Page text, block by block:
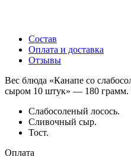
Состав
Оплата и доставка
Отзывы
Вес блюда «Канапе со
сыром 10 штук» — 180 грамм.
Слабосоленый лосось.
Сливочный сыр.
Тост.
Оплата